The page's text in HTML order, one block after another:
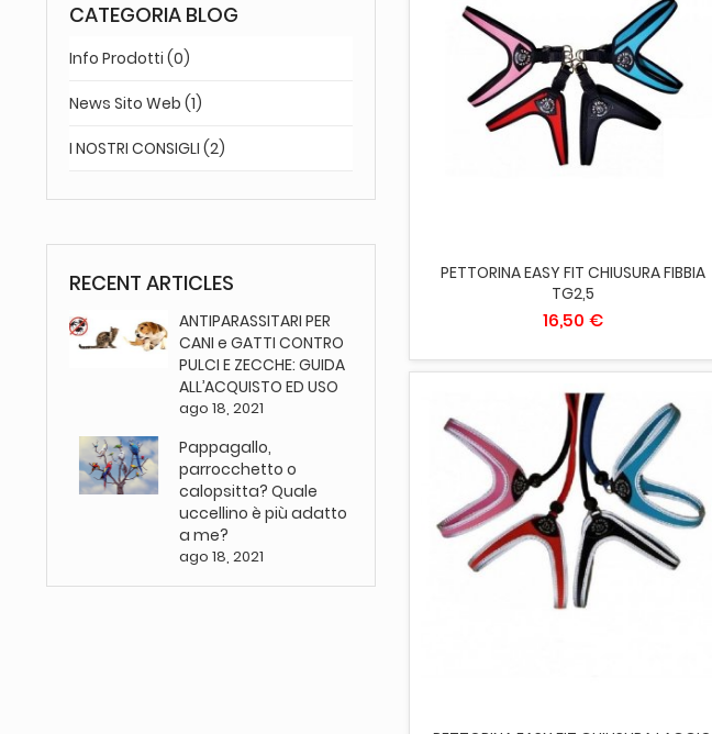
CATEGORIA BLOG
Info Prodotti (0)
News Sito Web (1)
I NOSTRI CONSIGLI (2)
RECENT ARTICLES
ANTIPARASSITARI PER
CANI e GATTI CONTRO
PULCI E ZECCHE: GUIDA
ALL’ACQUISTO ED USO
ago 18, 2021
Pappagallo,
parrocchetto o
calopsitta? Quale
uccellino è più adatto
a me?
ago 18, 2021
PETTORINA EASY FIT CHIUSURA FIBBIA
TG2,5
16,50 €